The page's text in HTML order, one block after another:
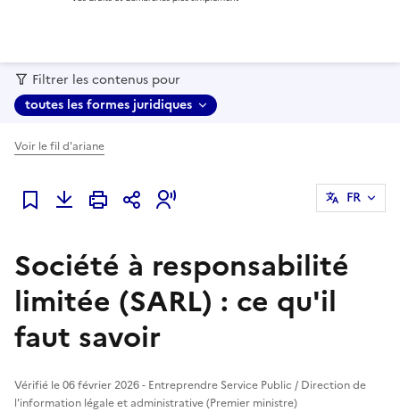
Filtrer les contenus pour
toutes les formes juridiques
Voir le fil d'ariane
Ajouter à mes favoris
FR
Société à responsabilité
limitée (SARL) : ce qu'il
faut savoir
Vérifié le 06 février 2026 - Entreprendre Service Public / Direction de
l'information légale et administrative (Premier ministre)